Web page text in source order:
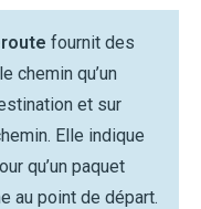
fournit des
chemin qu’un
et sur
Elle indique
qu’un paquet
au point de départ.